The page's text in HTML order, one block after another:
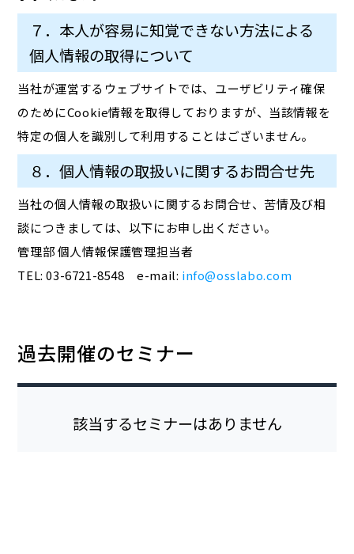
７．本人が容易に知覚できない方法による
個人情報の取得について
当社が運営するウェブサイトでは、ユーザビリティ確保
のためにCookie情報を取得しておりますが、当該情報を
特定の個人を識別して利用することはございません。
８．個人情報の取扱いに関するお問合せ先
当社の個人情報の取扱いに関するお問合せ、苦情及び相
談につきましては、以下にお申し出ください。
管理部 個人情報保護管理担当者
TEL: 03-6721-8548 e-mail: info@osslabo.com
過去開催のセミナー
該当するセミナーはありません